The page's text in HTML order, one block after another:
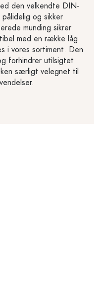
den velkendte DIN-
pålidelig og sikker
munding sikrer
med en række låg
i vores sortiment. Den
forhindrer utilsigtet
særligt velegnet til